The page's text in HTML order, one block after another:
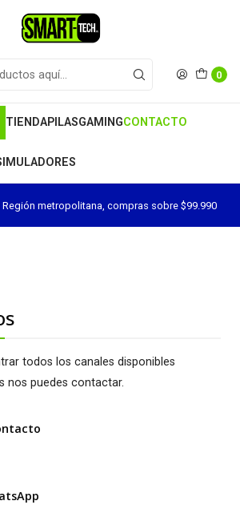
0
TIENDAPILASGAMINGCONTACTO
Región metropolitana, compras sobre $99.990
todos los canales disponibles
nos puedes contactar.